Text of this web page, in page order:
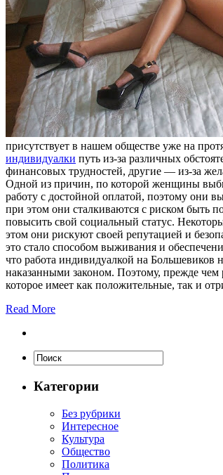
присутствует в нашем обществе уже на
индивидуалки путь из-за различных
финансовых трудностей, другие — из-за
Одной из причин, по которой женщины
работу с достойной оплатой, поэтому они
при этом они сталкиваются с риском быть
повысить свой социальный статус.
этом они рискуют своей репутацией и
это стало способом выживания и
что работа индивидуалкой на
наказанными законом. Поэтому, прежде
которое имеет как положительные, так и
Read More
Категории
Без рубрики
Интересное
Культура
Общество
Политика